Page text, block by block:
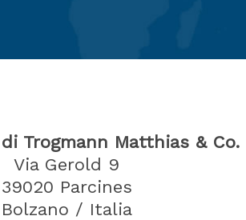
Trogmann Matthias & Co.
Via Gerold 9
39020 Parcines
Bolzano / Italia